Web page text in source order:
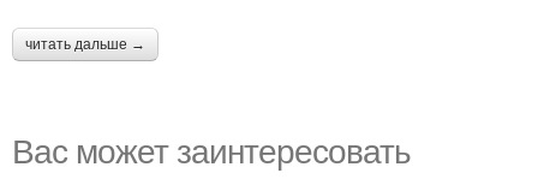
читать дальше →
Вас может заинтересовать